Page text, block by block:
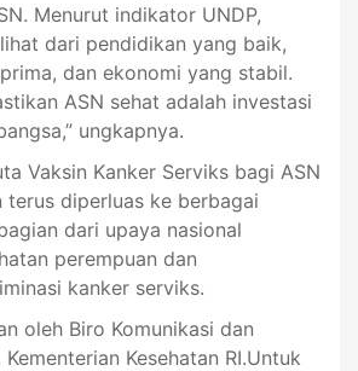
Menurut indikator UNDP,
dari pendidikan yang baik,
dan ekonomi yang stabil.
ASN sehat adalah investasi
ungkapnya.
Vaksin Kanker Serviks bagi ASN
terus diperluas ke berbagai
dari upaya nasional
perempuan dan
kanker serviks.
oleh Biro Komunikasi dan
Kesehatan RI.Untuk